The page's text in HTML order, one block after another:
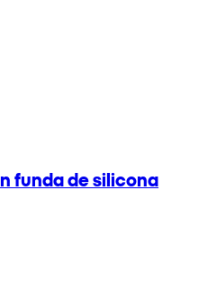
funda de silicona